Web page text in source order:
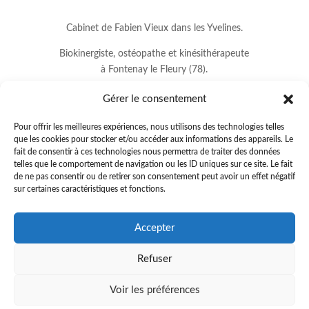
Gérer le consentement
Pour offrir les meilleures expériences, nous utilisons des technologies telles
que les cookies pour stocker et/ou accéder aux informations des appareils. Le
fait de consentir à ces technologies nous permettra de traiter des données
telles que le comportement de navigation ou les ID uniques sur ce site. Le fait
de ne pas consentir ou de retirer son consentement peut avoir un effet négatif
sur certaines caractéristiques et fonctions.
Accepter
Refuser
Voir les préférences
Cabinet de Fabien Vieux dans les Yvelines.
Biokinergiste, ostéopathe et kinésithérapeute
à Fontenay le Fleury (78).
78330 FONTENAY LE FLEURY
01.34.60.37.33